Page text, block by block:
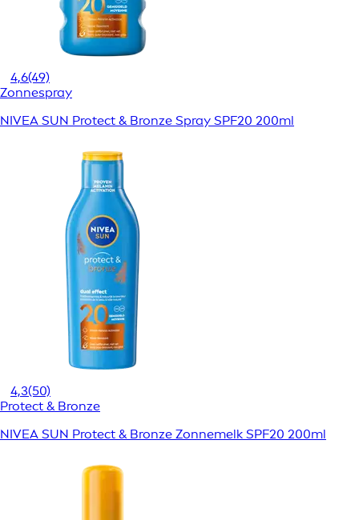
4,6(49)
Zonnespray
NIVEA SUN Protect & Bronze Spray SPF20 200ml
4,3(50)
Protect & Bronze
NIVEA SUN Protect & Bronze Zonnemelk SPF20 200ml